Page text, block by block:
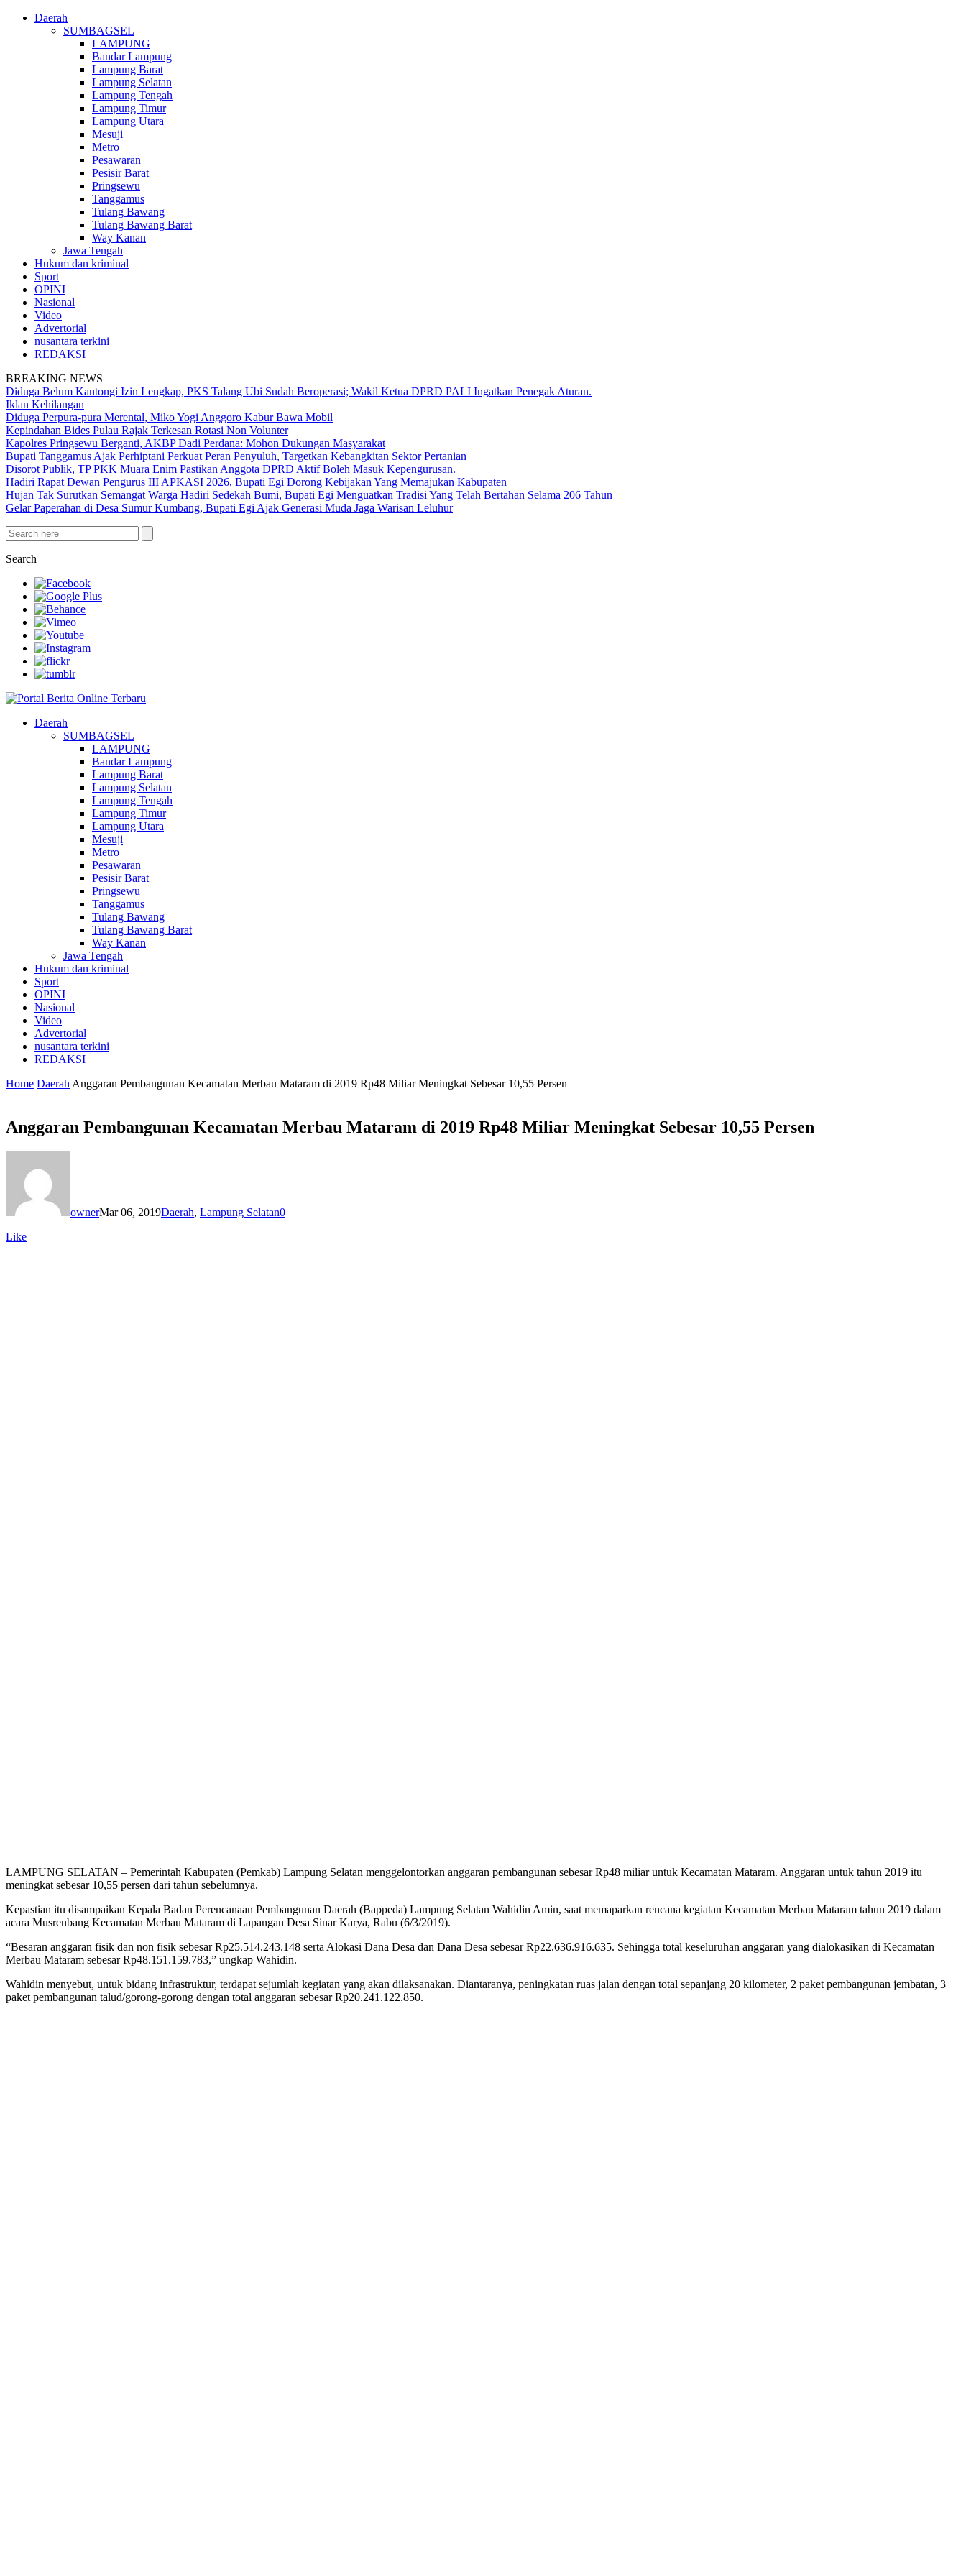
Daerah
SUMBAGSEL
LAMPUNG
Bandar Lampung
Lampung Barat
Lampung Selatan
Lampung Tengah
Lampung Timur
Lampung Utara
Mesuji
Metro
Pesawaran
Pesisir Barat
Pringsewu
Tanggamus
Tulang Bawang
Tulang Bawang Barat
Way Kanan
Jawa Tengah
Hukum dan kriminal
Sport
OPINI
Nasional
Video
Advertorial
nusantara terkini
REDAKSI
BREAKING NEWS
Diduga Belum Kantongi Izin Lengkap, PKS Talang Ubi Sudah Beroperasi; Wakil Ketua DPRD PALI Ingatkan Penegak Aturan.
Iklan Kehilangan
Diduga Perpura-pura Merental, Miko Yogi Anggoro Kabur Bawa Mobil
Kepindahan Bides Pulau Rajak Terkesan Rotasi Non Volunter
Kapolres Pringsewu Berganti, AKBP Dadi Perdana: Mohon Dukungan Masyarakat
Bupati Tanggamus Ajak Perhiptani Perkuat Peran Penyuluh, Targetkan Kebangkitan Sektor Pertanian
Disorot Publik, TP PKK Muara Enim Pastikan Anggota DPRD Aktif Boleh Masuk Kepengurusan.
Hadiri Rapat Dewan Pengurus III APKASI 2026, Bupati Egi Dorong Kebijakan Yang Memajukan Kabupaten
Hujan Tak Surutkan Semangat Warga Hadiri Sedekah Bumi, Bupati Egi Menguatkan Tradisi Yang Telah Bertahan Selama 206 Tahun
Gelar Paperahan di Desa Sumur Kumbang, Bupati Egi Ajak Generasi Muda Jaga Warisan Leluhur
Search
Daerah
SUMBAGSEL
LAMPUNG
Bandar Lampung
Lampung Barat
Lampung Selatan
Lampung Tengah
Lampung Timur
Lampung Utara
Mesuji
Metro
Pesawaran
Pesisir Barat
Pringsewu
Tanggamus
Tulang Bawang
Tulang Bawang Barat
Way Kanan
Jawa Tengah
Hukum dan kriminal
Sport
OPINI
Nasional
Video
Advertorial
nusantara terkini
REDAKSI
Home Daerah Anggaran Pembangunan Kecamatan Merbau Mataram di 2019 Rp48 Miliar Meningkat Sebesar 10,55 Persen
Anggaran Pembangunan Kecamatan Merbau Mataram di 2019 Rp48 Miliar Meningkat Sebesar 10,55 Persen
ownerMar 06, 2019Daerah, Lampung Selatan0
Like
LAMPUNG SELATAN – Pemerintah Kabupaten (Pemkab) Lampung Selatan menggelontorkan anggaran pembangunan sebesar Rp48 miliar untuk Kecamatan Mataram. Anggaran untuk tahun 2019 itu
meningkat sebesar 10,55 persen dari tahun sebelumnya.
Kepastian itu disampaikan Kepala Badan Perencanaan Pembangunan Daerah (Bappeda) Lampung Selatan Wahidin Amin, saat memaparkan rencana kegiatan Kecamatan Merbau Mataram tahun 2019 dalam
acara Musrenbang Kecamatan Merbau Mataram di Lapangan Desa Sinar Karya, Rabu (6/3/2019).
“Besaran anggaran fisik dan non fisik sebesar Rp25.514.243.148 serta Alokasi Dana Desa dan Dana Desa sebesar Rp22.636.916.635. Sehingga total keseluruhan anggaran yang dialokasikan di Kecamatan
Merbau Mataram sebesar Rp48.151.159.783,” ungkap Wahidin.
Wahidin menyebut, untuk bidang infrastruktur, terdapat sejumlah kegiatan yang akan dilaksanakan. Diantaranya, peningkatan ruas jalan dengan total sepanjang 20 kilometer, 2 paket pembangunan jembatan, 3
paket pembangunan talud/gorong-gorong dengan total anggaran sebesar Rp20.241.122.850.